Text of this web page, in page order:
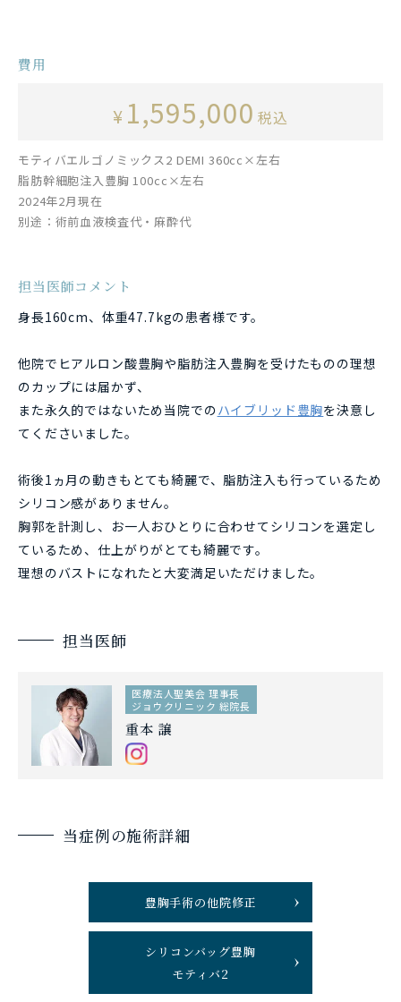
費用
¥ 1,595,000 税込
モティバエルゴノミックス2 DEMI 360cc×左右
脂肪幹細胞注入豊胸 100cc×左右
2024年2月現在
別途：術前血液検査代・麻酔代
担当医師コメント
身長160cm、体重47.7kgの患者様です。
他院でヒアルロン酸豊胸や脂肪注入豊胸を受けたものの理想
のカップには届かず、
また永久的ではないため当院でのハイブリッド豊胸を決意し
てくださいました。
術後1ヵ月の動きもとても綺麗で、脂肪注入も行っているため
シリコン感がありません。
胸郭を計測し、お一人おひとりに合わせてシリコンを選定し
ているため、仕上がりがとても綺麗です。
理想のバストになれたと大変満足いただけました。
担当医師
医療法人聖美会 理事長
ジョウクリニック 総院長
重本 譲
当症例の施術詳細
豊胸手術の他院修正
シリコンバッグ豊胸
モティバ2